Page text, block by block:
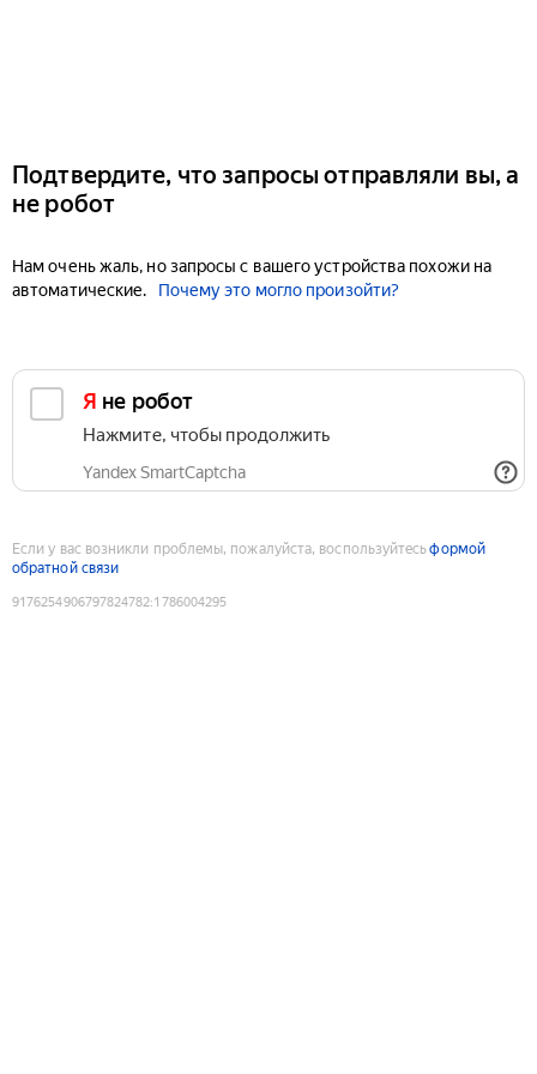
Подтвердите, что запросы отправляли вы, а
не робот
Нам очень жаль, но запросы с вашего устройства похожи на
автоматические.
Почему это могло произойти?
Я не робот
Нажмите, чтобы продолжить
Yandex SmartCaptcha
Если у вас возникли проблемы, пожалуйста, воспользуйтесьформой
обратной связи
9176254906797824782:1786004295